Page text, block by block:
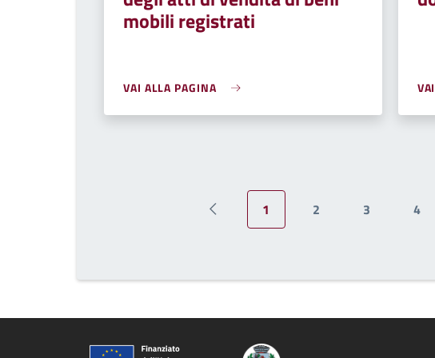
mobili registrati
VAI ALLA PAGINA
Pagina precedente
Pagina attuale
1
Pagina
2
Pagina
3 4